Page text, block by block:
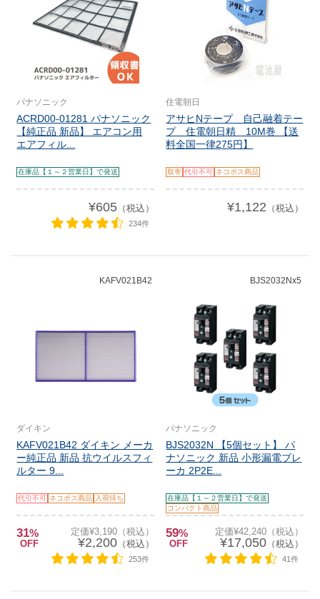
パナソニック
ACRD00-01281 パナソニック
【純正品 新品】 エアコン用
エアフィル...
在庫品【１～２営業日】で発送
¥605（税込）
234件
住電朝日
アサヒNテープ 自己融着テー
プ 住電朝日精 10M巻 【送
料全国一律275円】
取寄 代引不可 ネコポス商品
¥1,122 （税込）
KAFV021B42
ダイキン
KAFV021B42 ダイキン メーカ
ー純正品 新品 抗ウイルスフィ
ルター 9...
代引不可 ネコポス商品 入荷待ち
31%
OFF
定価¥3,190（税込）
¥2,200（税込）
253件
BJS2032Nx5
パナソニック
BJS2032N 【5個セット】 パ
ナソニック 新品 小形漏電ブレ
ーカ 2P2E...
在庫品【１～２営業日】で発送
コンパクト商品
59%
OFF
定価¥42,240（税込）
¥17,050（税込）
41件